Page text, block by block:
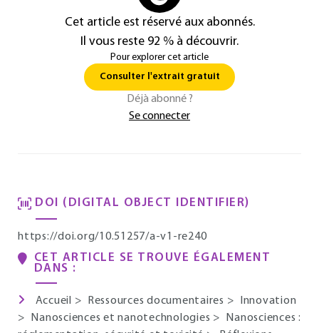
Cet article est réservé aux abonnés.
Il vous reste 92 % à découvrir.
Pour explorer cet article
Consulter l'extrait gratuit
Déjà abonné ?
Se connecter
DOI (DIGITAL OBJECT IDENTIFIER)
https://doi.org/10.51257/a-v1-re240
CET ARTICLE SE TROUVE ÉGALEMENT
DANS :
Accueil > Ressources documentaires >
Innovation
>
Nanosciences et nanotechnologies >
Nanosciences :